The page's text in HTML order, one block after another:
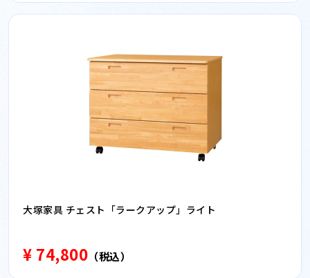
大塚家具 チェスト「ラークアップ」ライト
¥ 74,800 （税込）